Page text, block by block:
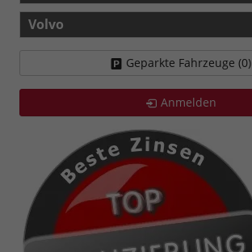
Volvo
Geparkte Fahrzeuge (0)
Anmelden